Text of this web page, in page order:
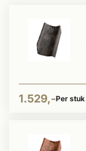
1.529,-Per stuk